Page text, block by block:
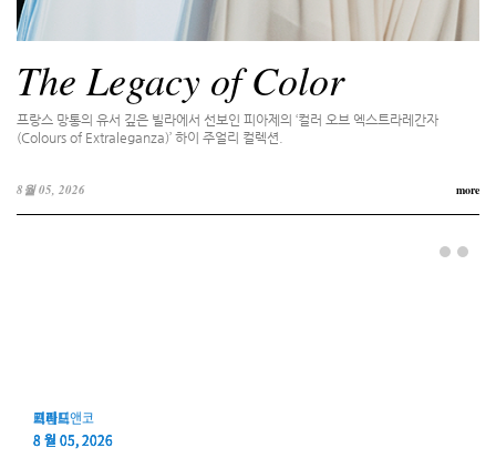
The Legacy of Color
프랑스 망통의 유서 깊은 빌라에서 선보인 피아제의 ‘컬러 오브 엑스트라레간자
(Colours of Extraleganza)’ 하이 주얼리 컬렉션.
8월 05, 2026 more
그라프
8 월 05, 2026
키린
8 월 05, 2026
티파니앤코
8 월 05, 2026
프레드
8 월 05, 2026